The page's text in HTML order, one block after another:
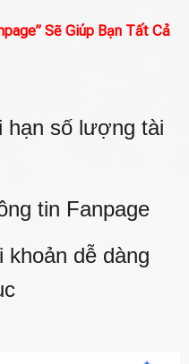
Sẽ Giúp Bạn Tất Cả
hạn số lượng tài
tin Fanpage
dễ dàng